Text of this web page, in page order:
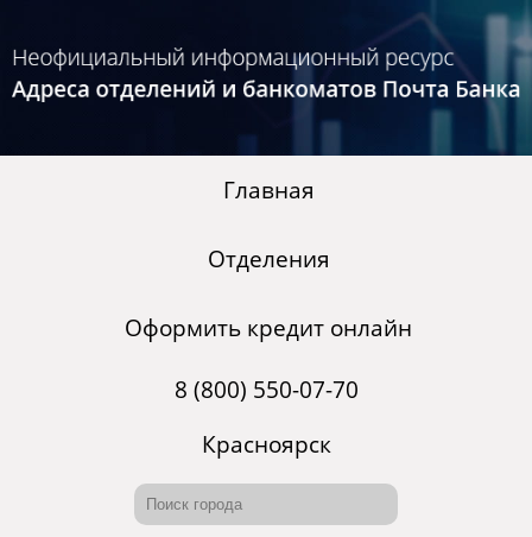
Главная
Отделения
Оформить кредит онлайн
8 (800) 550-07-70
Красноярск